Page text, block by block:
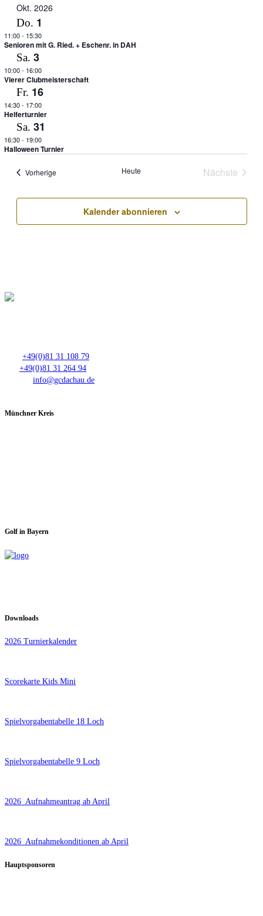
Okt. 2026
Do. 1
11:00- 15:30
Senioren mit G. Ried. + Eschenr. in DAH
Sa. 3
10:00- 16:00
Vierer Clubmeisterschaft
Fr. 16
14:30- 17:00
Helferturnier
Sa. 31
16:30- 19:00
Halloween Turnier
VorherigeVeranstaltungen Heute
Nächste
Kalender abonnieren
+49(0)81 31 108 79
+49(0)81 31 264 94
info@gcdachau.de
Münchner Kreis
Golf in Bayern
Downloads
2026 Turnierkalender
Scorekarte Kids Mini
Spielvorgabentabelle 18 Loch
Spielvorgabentabelle 9 Loch
2026_Aufnahmeantrag ab April
2026_Aufnahmekonditionen ab April
Hauptsponsoren